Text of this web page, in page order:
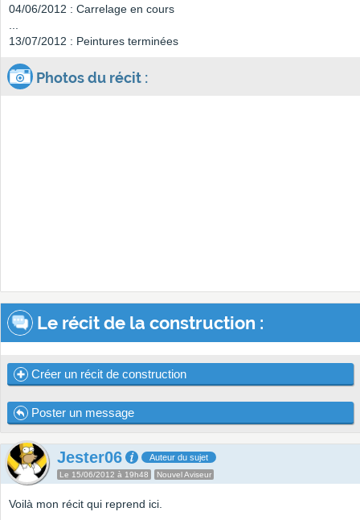
04/06/2012 : Carrelage en cours
...
13/07/2012 : Peintures terminées
Photos du récit :
Le récit de la construction :
Créer un récit de construction
Poster un message
Jester06 Auteur du sujet
Le 15/06/2012 à 19h48 Nouvel Aviseur
Voilà mon récit qui reprend ici.